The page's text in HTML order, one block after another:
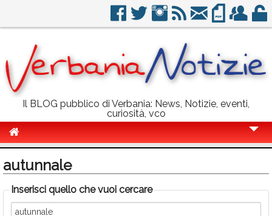
Il BLOG pubblico di Verbania: News, Notizie, eventi,
curiosità, vco
Politica
Sport
autunnale
Inserisci quello che vuoi cercare